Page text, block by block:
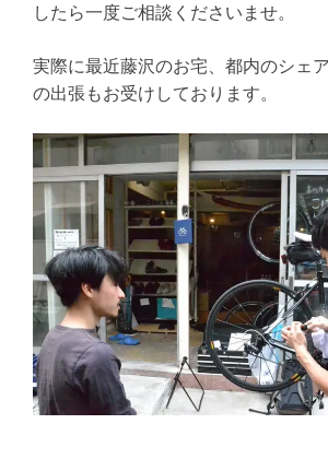
したら一度ご相談くださいませ。
実際に最近藤沢のお宅、都内のシェ
の出張もお受けしております。